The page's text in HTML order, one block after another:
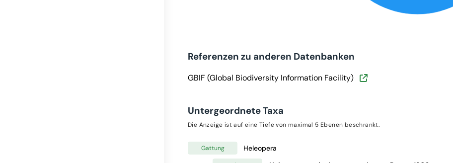
Referenzen zu anderen Datenbanken
GBIF (Global Biodiversity Information Facility)
Untergeordnete Taxa
Die Anzeige ist auf eine Tiefe von maximal 5 Ebenen beschränkt.
Gattung Heleopera